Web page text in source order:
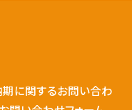
期に関するお問い合わ